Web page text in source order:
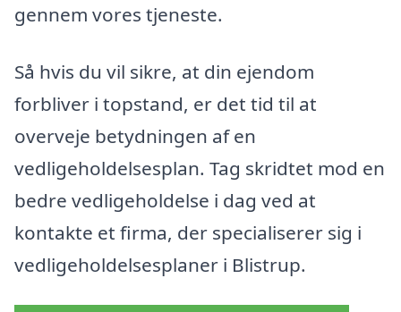
gennem vores tjeneste.
Så hvis du vil sikre, at din ejendom
forbliver i topstand, er det tid til at
overveje betydningen af en
vedligeholdelsesplan. Tag skridtet mod en
bedre vedligeholdelse i dag ved at
kontakte et firma, der specialiserer sig i
vedligeholdelsesplaner i Blistrup.